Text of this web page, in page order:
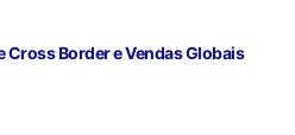
Border e Vendas Globais